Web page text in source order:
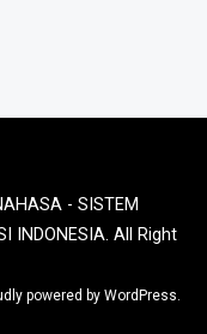
- SISTEM
INDONESIA. All Right
powered by WordPress.